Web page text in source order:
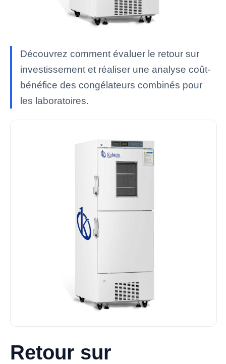
Découvrez comment évaluer le retour sur
investissement et réaliser une analyse coût-
bénéfice des congélateurs combinés pour
les laboratoires.
Retour sur